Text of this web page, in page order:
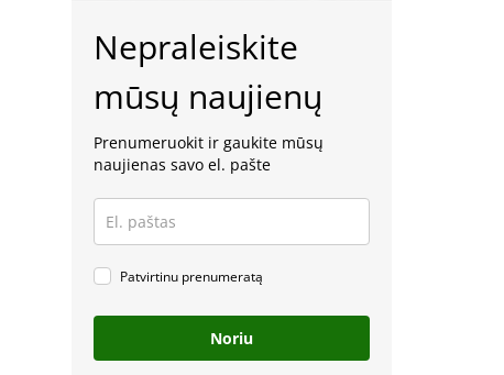
Nepraleiskite
mūsų naujienų
Prenumeruokit ir gaukite mūsų
naujienas savo el. pašte
Patvirtinu prenumeratą
Noriu